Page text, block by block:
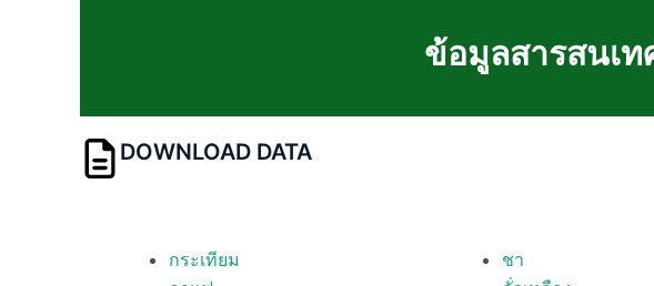
ข้อมูลสารสนเ
DOWNLOAD DATA
กระเทียม
ชา